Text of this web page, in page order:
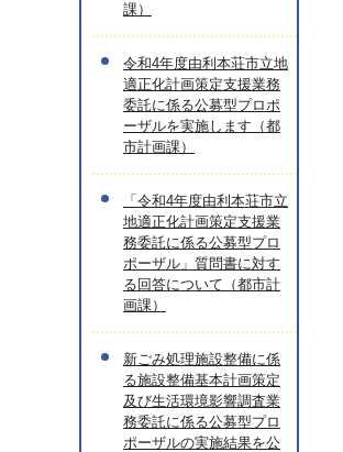
課）
令和4年度由利本荘市立地
適正化計画策定支援業務
委託に係る公募型プロポ
ーザルを実施します（都
市計画課）
「令和4年度由利本荘市立
地適正化計画策定支援業
務委託に係る公募型プロ
ポーザル」質問書に対す
る回答について（都市計
画課）
新ごみ処理施設整備に係
る施設整備基本計画策定
及び生活環境影響調査業
務委託に係る公募型プロ
ポーザルの実施結果を公